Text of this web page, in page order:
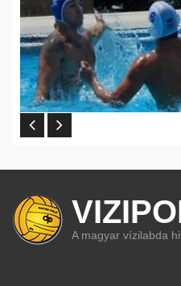
A magyar vízilabda